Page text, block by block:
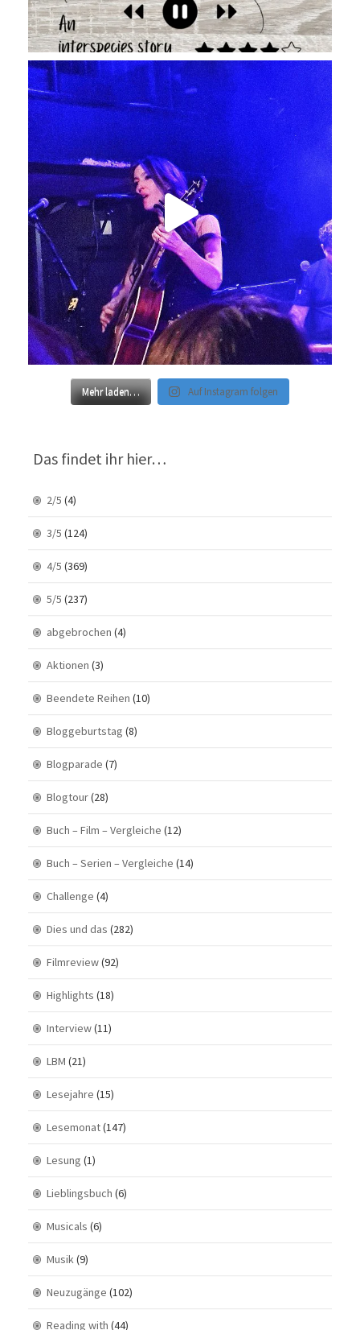
Mehr laden… Auf Instagram folgen
Das findet ihr hier…
2/5 (4)
3/5 (124)
4/5 (369)
5/5 (237)
abgebrochen (4)
Aktionen (3)
Beendete Reihen (10)
Bloggeburtstag (8)
Blogparade (7)
Blogtour(28)
Buch – Film – Vergleiche (12)
Buch – Serien – Vergleiche (14)
Challenge (4)
Dies und das (282)
Filmreview(92)
Highlights (18)
Interview(11)
LBM (21)
Lesejahre (15)
Lesemonat(147)
Lesung (1)
Lieblingsbuch (6)
Musicals (6)
Musik(9)
Neuzugänge (102)
Reading with (44)